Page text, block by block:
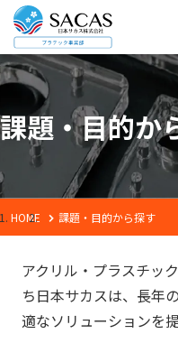
課題・目的か
HOME 課題・目的から探す
アクリル・プラスチッ
ち日本サカスは、長年
適なソリューションを提